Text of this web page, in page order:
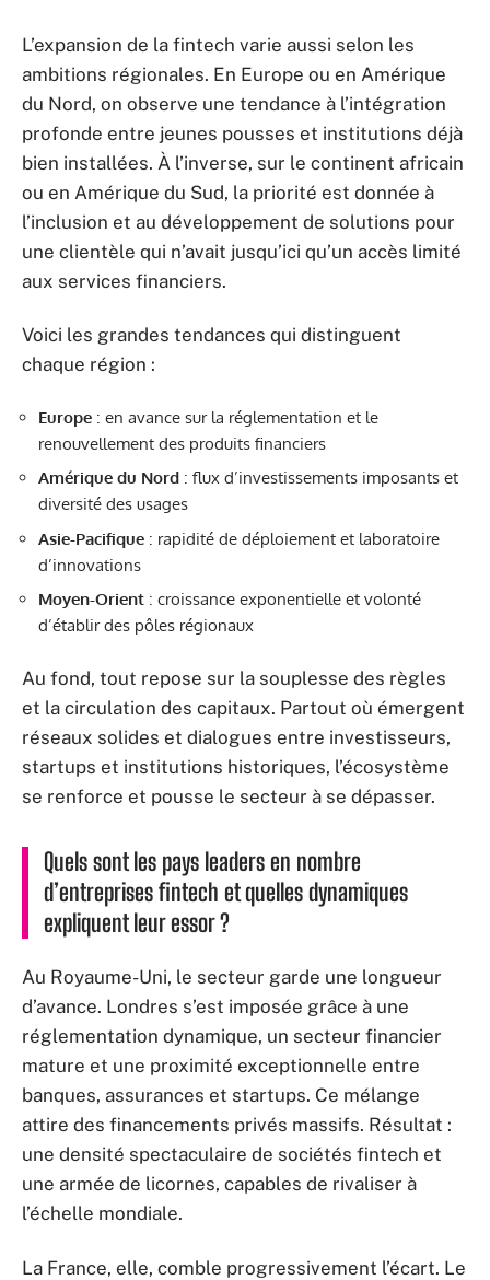
L’expansion de la fintech varie aussi selon les
ambitions régionales. En Europe ou en Amérique
du Nord, on observe une tendance à l’intégration
profonde entre jeunes pousses et institutions déjà
bien installées. À l’inverse, sur le continent africain
ou en Amérique du Sud, la priorité est donnée à
l’inclusion et au développement de solutions pour
une clientèle qui n’avait jusqu’ici qu’un accès limité
aux services financiers.
Voici les grandes tendances qui distinguent
chaque région :
Europe : en avance sur la réglementation et le
renouvellement des produits financiers
Amérique du Nord : flux d’investissements imposants et
diversité des usages
Asie-Pacifique : rapidité de déploiement et laboratoire
d’innovations
Moyen-Orient : croissance exponentielle et volonté
d’établir des pôles régionaux
Au fond, tout repose sur la souplesse des règles
et la circulation des capitaux. Partout où émergent
réseaux solides et dialogues entre investisseurs,
startups et institutions historiques, l’écosystème
se renforce et pousse le secteur à se dépasser.
Quels sont les pays leaders en nombre
d’entreprises fintech et quelles dynamiques
expliquent leur essor ?
Au Royaume-Uni, le secteur garde une longueur
d’avance. Londres s’est imposée grâce à une
réglementation dynamique, un secteur financier
mature et une proximité exceptionnelle entre
banques, assurances et startups. Ce mélange
attire des financements privés massifs. Résultat :
une densité spectaculaire de sociétés fintech et
une armée de licornes, capables de rivaliser à
l’échelle mondiale.
La France, elle, comble progressivement l’écart. Le